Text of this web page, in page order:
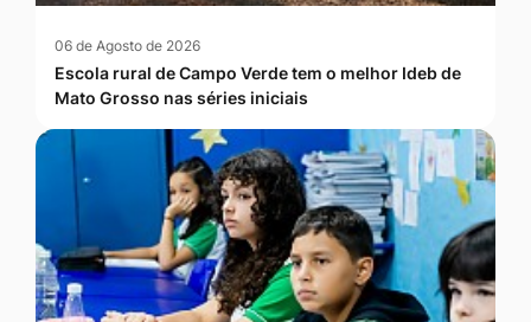
06 de Agosto de 2026
Escola rural de Campo Verde tem o melhor Ideb de
Mato Grosso nas séries iniciais